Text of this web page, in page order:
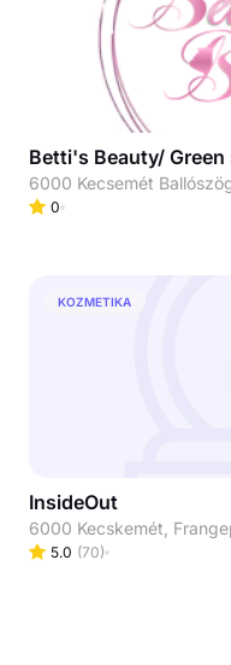
Betti's Beauty/
6000 Kecsemét
0
KOZMETIKA
InsideOut
6000 Kecskemét,
5.0 (70)